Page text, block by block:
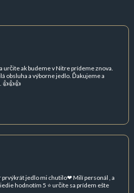
určite ak budeme v Nitre prídeme znova.
obsluha a výborne jedlo. Ďakujeme a
👍👍👍
prvýkrát jedlo mi chutilo❤ Milí personál , a
hodnotím 5 ⭐ určite sa prídem ešte